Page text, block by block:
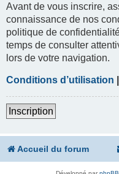
Avant de vous inscrire,
connaissance de nos
politique de
temps de consulter
lors de votre navigation.
Conditions d’utilisation
Inscription
Accueil du forum